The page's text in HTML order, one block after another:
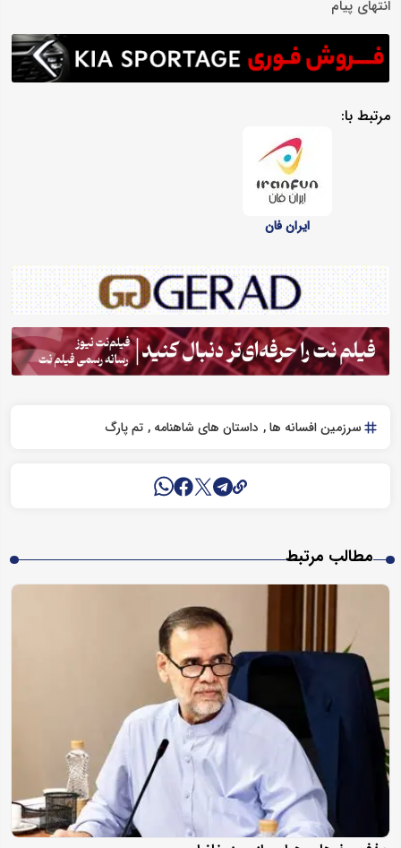
انتهای پیام
مرتبط با:
ایران فان
سرزمین افسانه ها داستان های شاهنامه تم پارگ
مطالب مرتبط